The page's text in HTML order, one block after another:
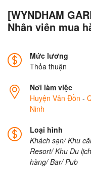
[WYNDHAM
Nhân viên mua
Mức lương
Thỏa thuận
Nơi làm việc
Huyện Vân Đồn -
Ninh
Loại hình
Khách sạn/ Khu
Resort/ Khu Du lịch
hàng/ Bar/ Pub